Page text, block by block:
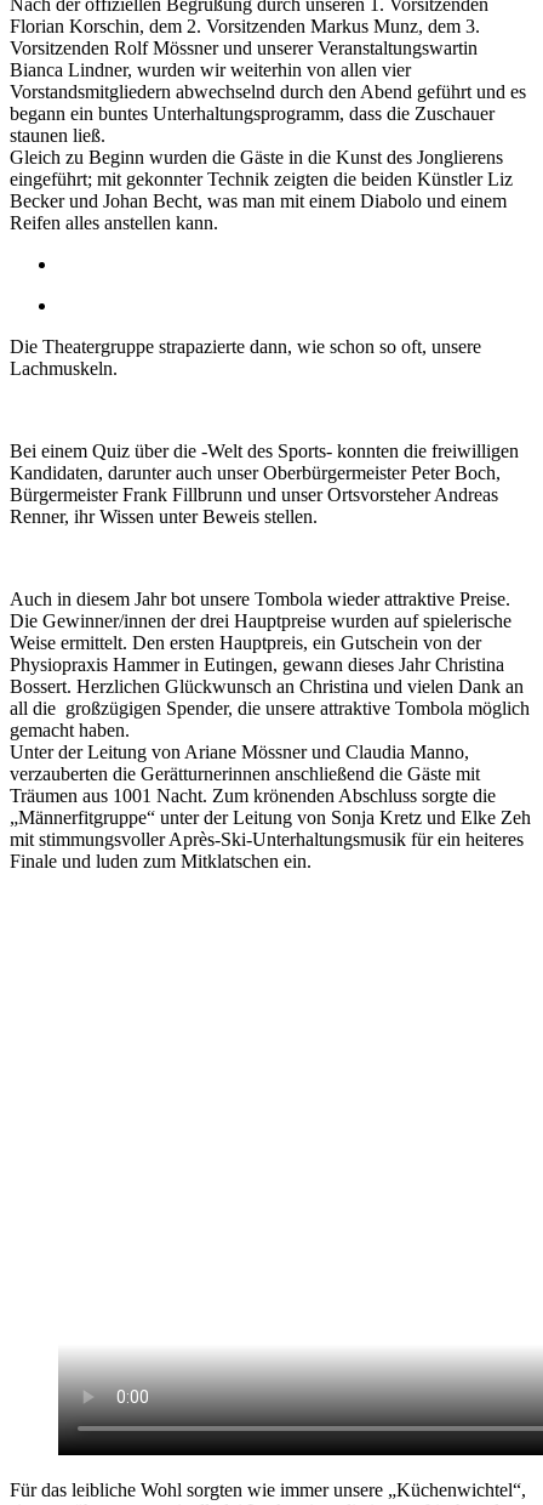
Nach der offiziellen Begrüßung durch unseren 1. Vorsitzenden
Florian Korschin, dem 2. Vorsitzenden Markus Munz, dem 3.
Vorsitzenden Rolf Mössner und unserer Veranstaltungswartin
Bianca Lindner, wurden wir weiterhin von allen vier
Vorstandsmitgliedern abwechselnd durch den Abend geführt und es
begann ein buntes Unterhaltungsprogramm, dass die Zuschauer
staunen ließ.
Gleich zu Beginn wurden die Gäste in die Kunst des Jonglierens
eingeführt; mit gekonnter Technik zeigten die beiden Künstler Liz
Becker und Johan Becht, was man mit einem Diabolo und einem
Reifen alles anstellen kann.
Die Theatergruppe strapazierte dann, wie schon so oft, unsere
Lachmuskeln.
Bei einem Quiz über die -Welt des Sports- konnten die freiwilligen
Kandidaten, darunter auch unser Oberbürgermeister Peter Boch,
Bürgermeister Frank Fillbrunn und unser Ortsvorsteher Andreas
Renner, ihr Wissen unter Beweis stellen.
Auch in diesem Jahr bot unsere Tombola wieder attraktive Preise.
Die Gewinner/innen der drei Hauptpreise wurden auf spielerische
Weise ermittelt. Den ersten Hauptpreis, ein Gutschein von der
Physiopraxis Hammer in Eutingen, gewann dieses Jahr Christina
Bossert. Herzlichen Glückwunsch an Christina und vielen Dank an
all die großzügigen Spender, die unsere attraktive Tombola möglich
gemacht haben.
Unter der Leitung von Ariane Mössner und Claudia Manno,
verzauberten die Gerätturnerinnen anschließend die Gäste mit
Träumen aus 1001 Nacht. Zum krönenden Abschluss sorgte die
„Männerfitgruppe“ unter der Leitung von Sonja Kretz und Elke Zeh
mit stimmungsvoller Après-Ski-Unterhaltungsmusik für ein heiteres
Finale und luden zum Mitklatschen ein.
Für das leibliche Wohl sorgten wie immer unsere „Küchenwichtel“,